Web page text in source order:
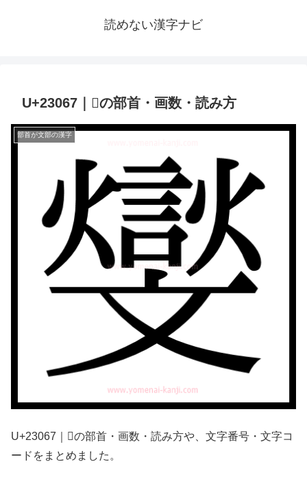
読めない漢字ナビ
U+23067｜𣁧の部首・画数・読み方
部首が文部の漢字
U+23067｜𣁧の部首・画数・読み方や、文字番号・文字コ
ードをまとめました。